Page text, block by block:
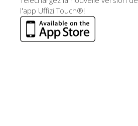
l'app Uffizi Touch®!